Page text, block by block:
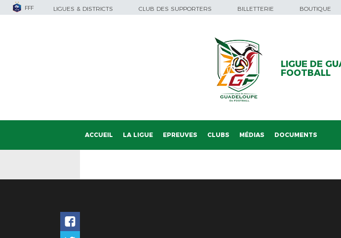
FFF LIGUES & DISTRICTS CLUB DES SUPPORTERS BILLETTERIE BOUTIQUE
LIGUE DE
FOOTBALL
ACCUEIL LA LIGUE EPREUVES CLUBS MÉDIAS DOCUMENTS